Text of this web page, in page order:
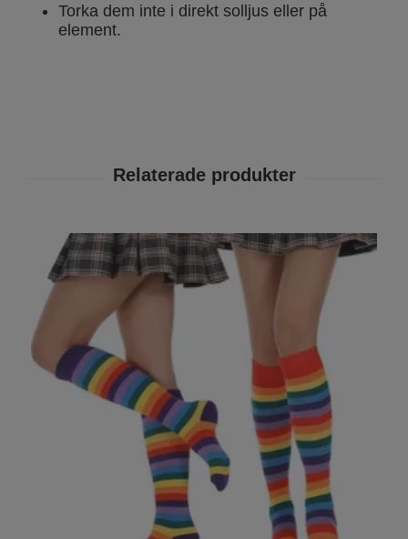
Torka dem inte i direkt solljus eller på
element.